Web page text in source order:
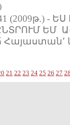
(2009թ.) -
ԵՄ
21 22 23 24 25 26 27